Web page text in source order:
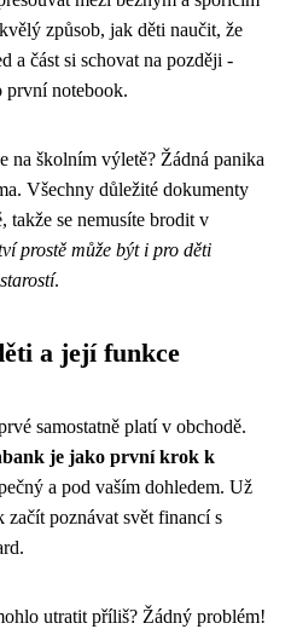
způsob, jak děti naučit, že
a část si schovat na později -
první notebook.
na školním výletě? Žádná panika
Všechny důležité dokumenty
takže se nemusíte brodit v
prostě může být i pro děti
.
a její funkce
samostatně platí v obchodě.
je jako první krok k
a pod vaším dohledem. Už
začít poznávat svět financí s
utratit příliš? Žádný problém!